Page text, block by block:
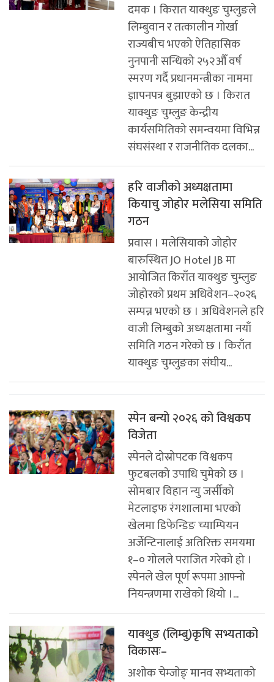
दमक । किरात याक्थुङ चुम्लुङले
लिम्बुवान र तत्कालीन गोर्खा
राज्यबीच भएको ऐतिहासिक
नुनपानी सन्धिको २५२औँ वर्ष
स्मरण गर्दै प्रधानमन्त्रीका नाममा
ज्ञापनपत्र बुझाएको छ । किरात
याक्थुङ चुम्लुङ केन्द्रीय
कार्यसमितिको समन्वयमा विभिन्न
संघसंस्था र राजनीतिक दलका...
हरि वाजीको अध्यक्षतामा
कियाचु जोहोर मलेसिया समिति
गठन
प्रवास । मलेसियाको जोहोर
बारुस्थित JO Hotel JB मा
आयोजित किराँत याक्थुङ चुम्लुङ
जोहोरको प्रथम अधिवेशन–२०२६
सम्पन्न भएको छ । अधिवेशनले हरि
वाजी लिम्बुको अध्यक्षतामा नयाँ
समिति गठन गरेको छ । किराँत
याक्थुङ चुम्लुङका संघीय...
स्पेन बन्यो २०२६ को विश्वकप
विजेता
स्पेनले दोस्रोपटक विश्वकप
फुटबलको उपाधि चुमेको छ ।
सोमबार विहान न्यु जर्सीको
मेटलाइफ रंगशालामा भएको
खेलमा डिफेन्डिङ च्याम्पियन
अर्जेन्टिनालाई अतिरिक्त समयमा
१–० गोलले पराजित गरेको हो ।
स्पेनले खेल पूर्ण रूपमा आफ्नो
नियन्त्रणमा राखेको थियो ।...
याक्थुङ (लिम्बु)कृषि सभ्यताको
विकासः–
अशाेक चेम्जाेङ् मानव सभ्यताको